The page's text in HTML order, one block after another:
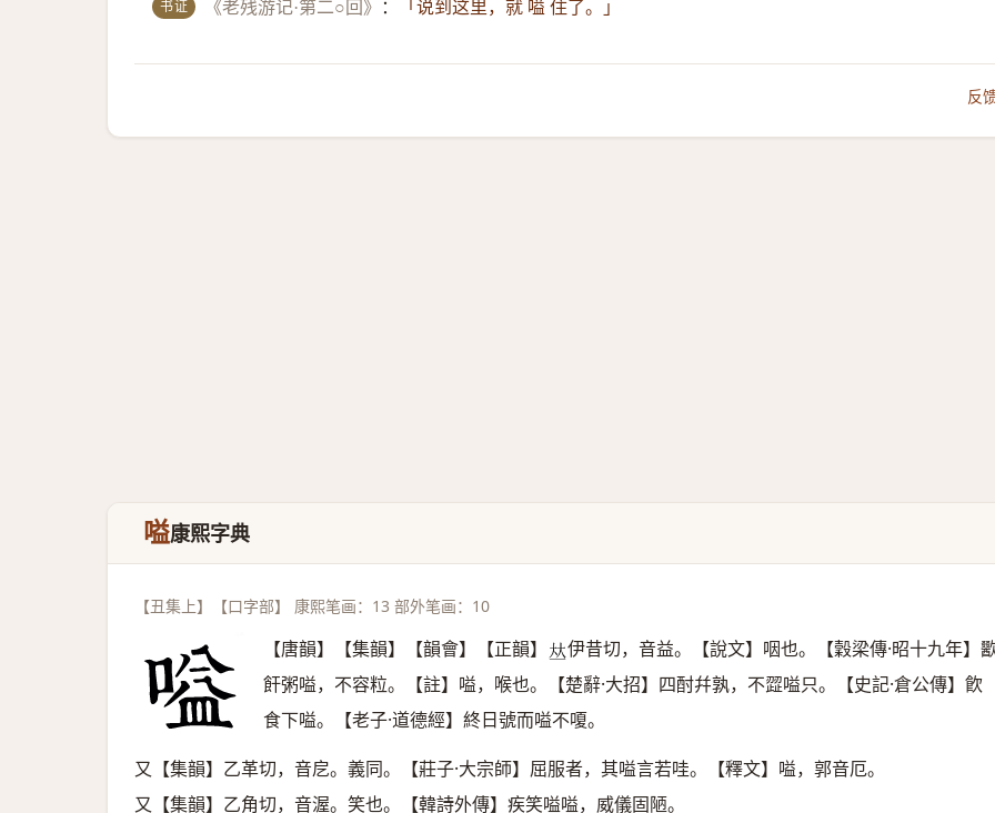
书证 《老残游记·第二○回》 ： 「说到这里，就 嗌 住了。」
反
嗌康熙字典
【丑集上】【口字部】 康熙笔画：13 部外笔画：10
【唐韻】【集韻】【韻會】【正韻】 𠀤伊昔切，音益。【說文】咽也。【穀梁傳·昭十九年】
飦粥嗌，不容粒。【註】嗌，喉也。【楚辭·大招】四酎幷孰，不歰嗌只。【史記·倉公傳】飮
食下嗌。【老子·道德經】終日號而嗌不嗄。
又【集韻】乙革切，音戹。義同。【莊子·大宗師】屈服者，其嗌言若哇。【釋文】嗌，郭音厄。
又【集韻】乙角切，音渥。笑也。【韓詩外傳】疾笑嗌嗌，威儀固陋。